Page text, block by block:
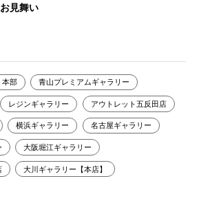
見舞い
本部 青山プレミアムギャラリー
レジンギャラリー アウトレット五反田店
横浜ギャラリー 名古屋ギャラリー
大阪堀江ギャラリー
大川ギャラリー【本店】